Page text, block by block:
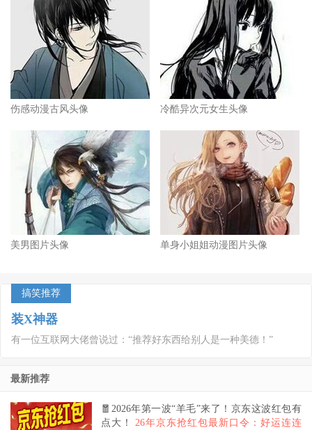
伤感动漫古风头像 冷酷异次元女生头像
美男图片头像 单身小姐姐动漫图片头像
搞笑推荐
装X神器
有一位互联网大佬曾说过：“推荐好东西给别人是一种美德！”
最新推荐
🧧2026年第一波“羊毛”来了！京东这波红包有
点大！ 26年京东抢红包最新口令：好运连连